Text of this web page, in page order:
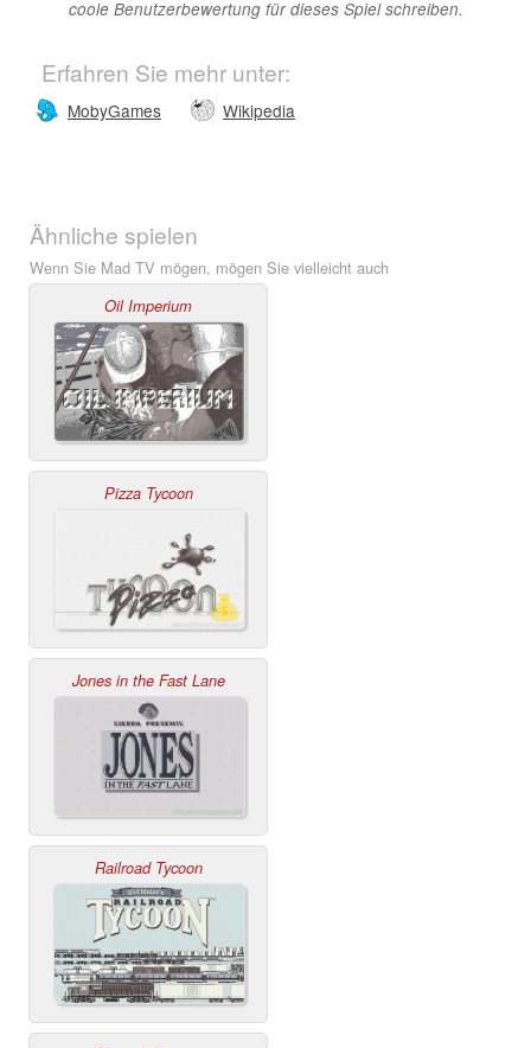
coole Benutzerbewertung für dieses Spiel schreiben.
Erfahren Sie mehr unter:
MobyGames Wikipedia
Ähnliche spielen
Wenn Sie Mad TV mögen, mögen Sie vielleicht auch
Oil Imperium
Pizza Tycoon
Jones in the Fast Lane
Railroad Tycoon